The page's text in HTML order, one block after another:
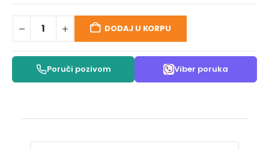
DODAJ U KORPU
Poruči pozivom Viber poruka